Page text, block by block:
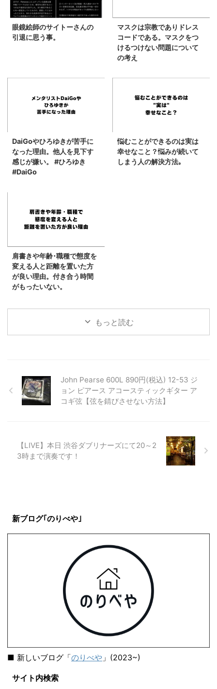
眼鏡絵師のサイトーさんの
引退に思う事。
マスクは宗教でありドレス
コードである。マスクをつ
けるつけない問題について
の考え
DaiGoやひろゆきが苦手に
なった理由。他人を見下す
感じが嫌い。 #ひろゆき
#DaiGo
悩むことができるのは実は
幸せなこと？悩みが続いて
しまう人の解決方法｡
肩書きや年齢･職種で態度を
変える人と距離を置いた方
が良い理由。付き合う時間
がもったいない。
もっと読む
John Pearse 600L 890円(税込) 12-53 ジ
ョン ピアース アコースティックギター ア
コギ弦【弦を錆びさせない方法】
【LIVE】本日 渋谷ダブリナーズにて20～2
3時まで演奏です！
新ブログ｢のりべや｣
■ 新しいブログ「のりべや 」(2023~)
サイト内検索